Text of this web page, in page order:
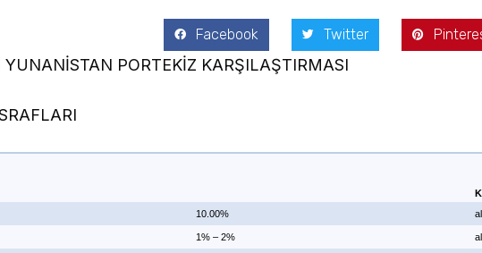
Facebook Twitter
PORTEKİZ KARŞILAŞTIRMASI
10.00%
1% – 2%